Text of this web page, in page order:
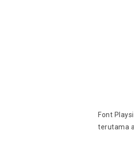
Font
terutama